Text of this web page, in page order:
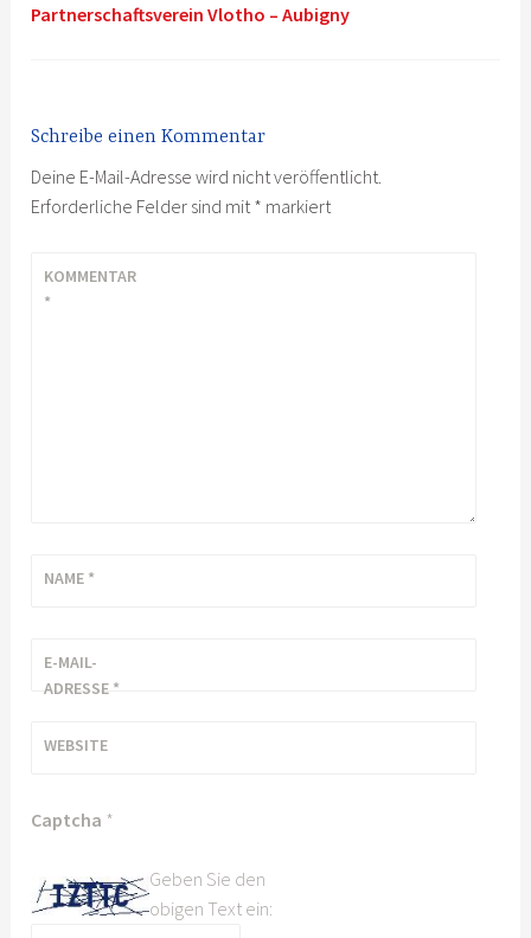
Partnerschaftsverein Vlotho – Aubigny
Schreibe einen Kommentar
Deine E-Mail-Adresse wird nicht veröffentlicht.
Erforderliche Felder sind mit* markiert
KOMMENTAR
*
NAME *
E-MAIL-
ADRESSE *
WEBSITE
Captcha *
Geben Sie den
obigen Text ein: